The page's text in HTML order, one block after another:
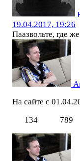
19.04.2017, 19:26
Паазвольте, где
На сайте с
134
789